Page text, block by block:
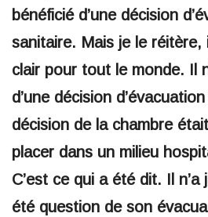
bénéficié d’une décision
sanitaire. Mais je le
clair pour tout le monde. Il
d’une décision
décision de la chambre
placer dans un milieu
C’est ce qui a été dit. Il n’a
été question de son